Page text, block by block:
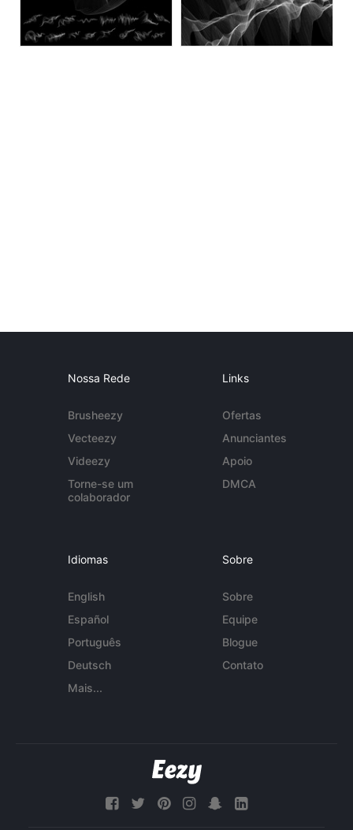
Nossa Rede
Brusheezy
Vecteezy
Videezy
Torne-se um
colaborador
Links
Ofertas
Anunciantes
Apoio
DMCA
Idiomas
English
Español
Português
Deutsch
Mais...
Sobre
Sobre
Equipe
Blogue
Contato